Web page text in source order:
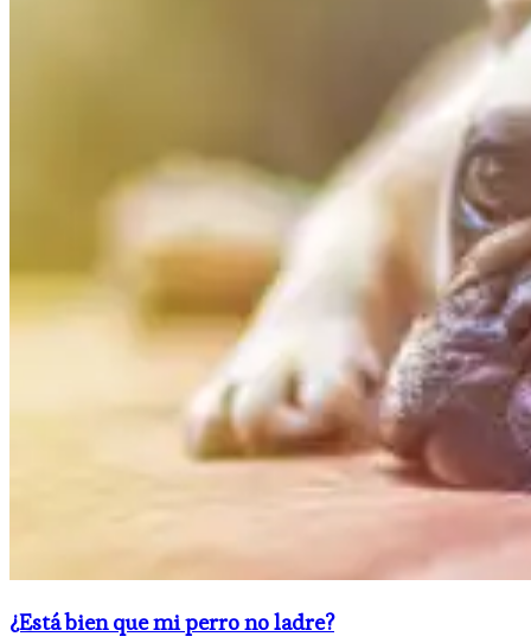
¿Está bien que mi perro no ladre?